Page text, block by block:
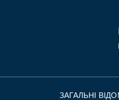
ЗАГАЛЬНІ